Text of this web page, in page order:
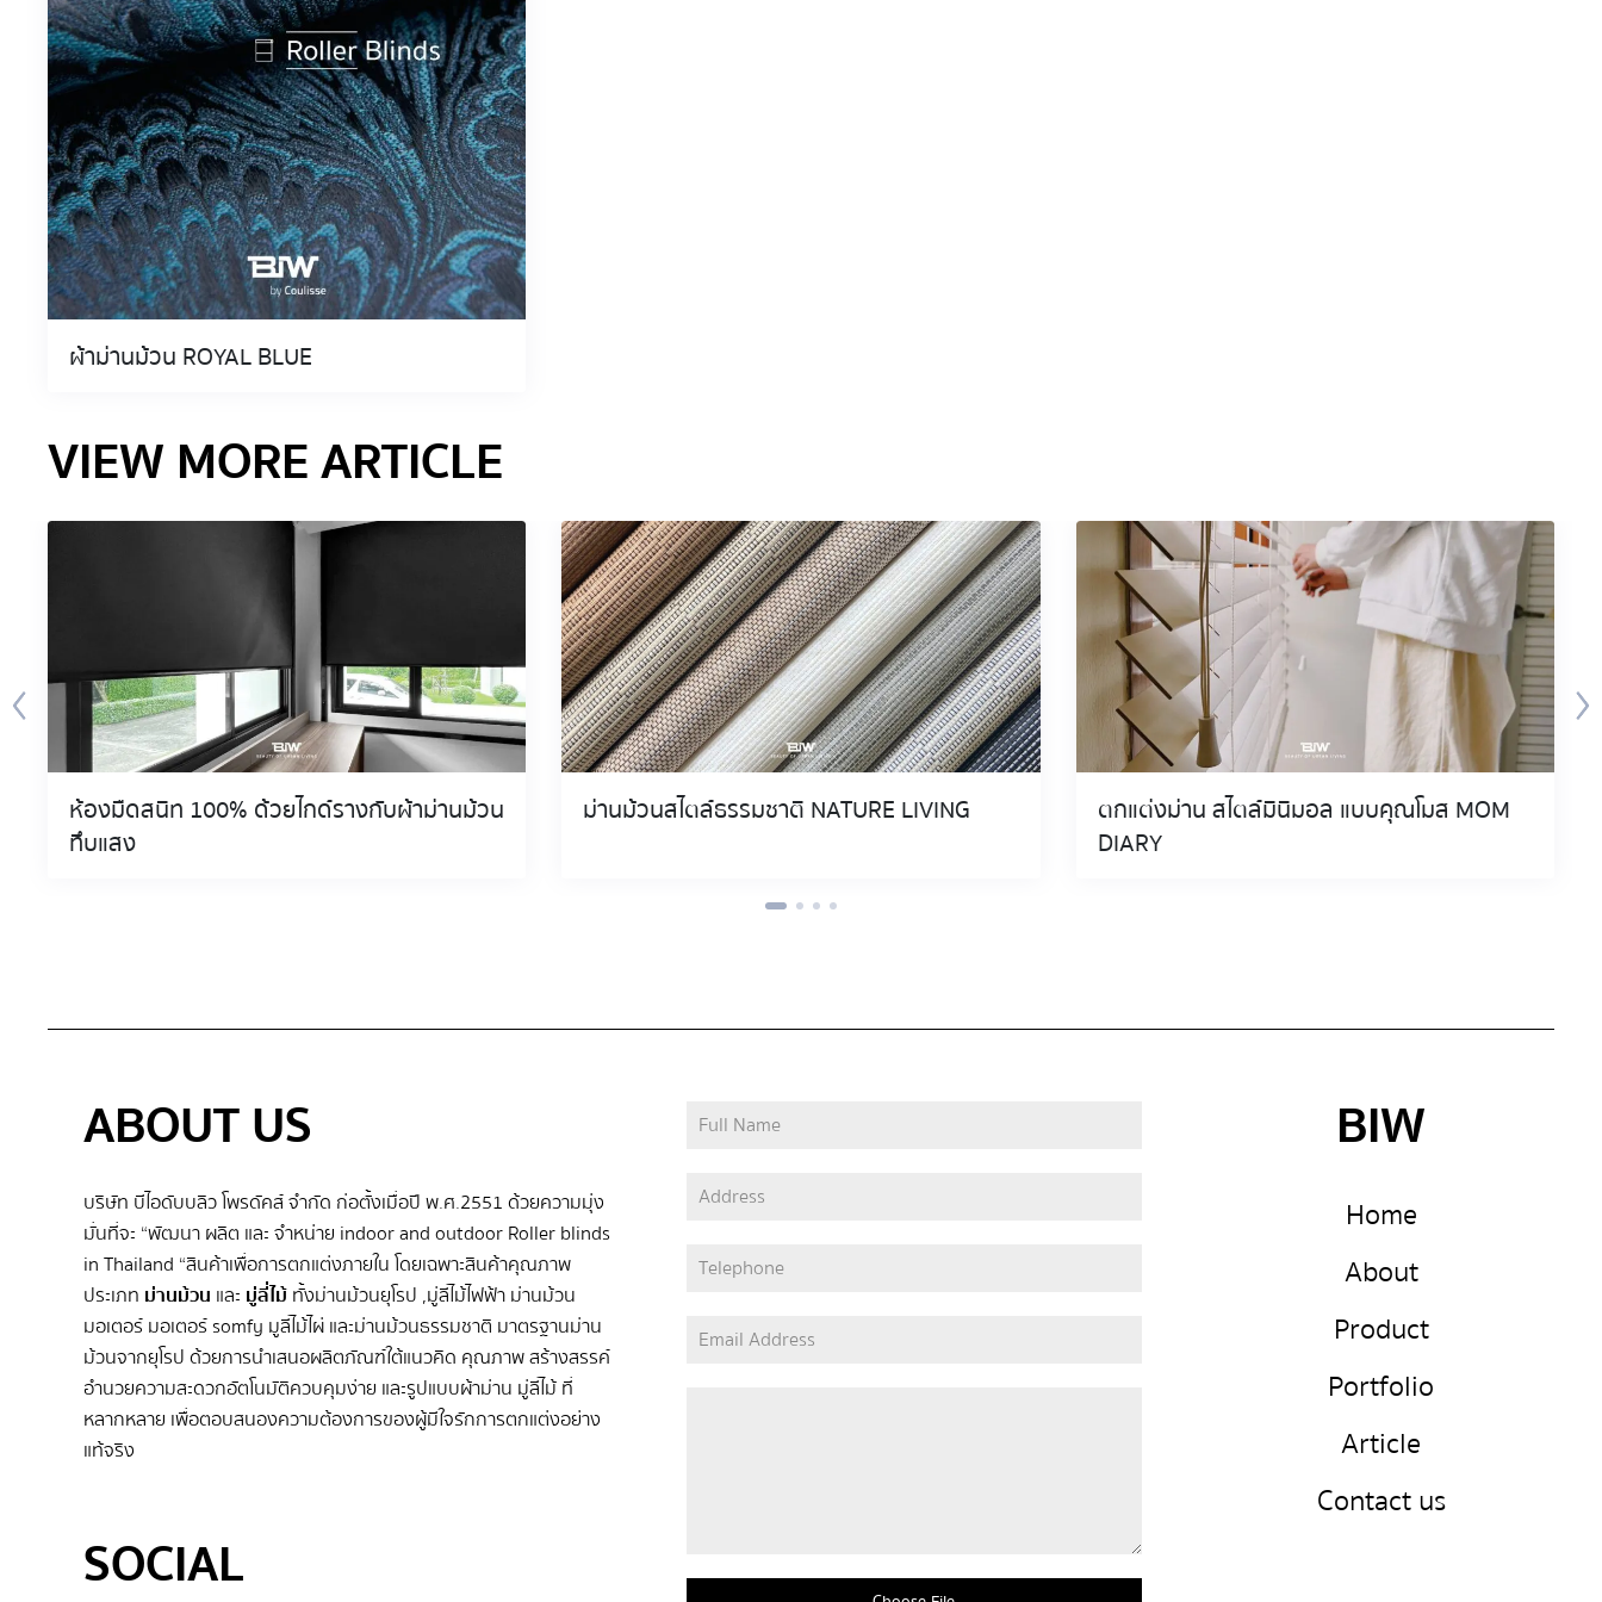
ผ้าม่านม้วน ROYAL BLUE
VIEW MORE ARTICLE
ห้องมืดสนิท 100% ด้วยไกด์รางกับผ้าม่านม้วน
ทึบแสง
ม่านม้วนสไตล์ธรรมชาติ NATURE LIVING
ตกแต่งม่าน สไตล์มินิมอล แบบคุณโมส MOM
DIARY
ABOUT US
บริษัท บีไอดับบลิว โพรดัคส์ จำกัด ก่อตั้งเมื่อปี พ.ศ.2551 ด้วยความมุ่ง
มั่นที่จะ “พัฒนา ผลิต และ จําหน่าย indoor and outdoor Roller blinds
in Thailand “สินค้าเพื่อการตกแต่งภายใน โดยเฉพาะสินค้าคุณภาพ
ประเภท ม่านม้วน และ มู่ลี่ไม้ทั้งม่านม้วนยุโรป ,มู่ลี่ไม้ไฟฟ้า ม่านม้วน
มอเตอร์ มอเตอร์ somfy มูลี่ไม้ไผ่ และม่านม้วนธรรมชาติ มาตรฐานม่าน
ม้วนจากยุโรป ด้วยการนำเสนอผลิตภัณฑ์ใต้แนวคิด คุณภาพ สร้างสรรค์
อำนวยความสะดวกอัตโนมัติควบคุมง่าย และรูปแบบผ้าม่าน มู่ลี่ไม้ ที่
หลากหลาย เพื่อตอบสนองความต้องการของผู้มีใจรักการตกแต่งอย่าง
แท้จริง
SOCIAL
BIW
Home
About
Product
Portfolio
Article
Contact us